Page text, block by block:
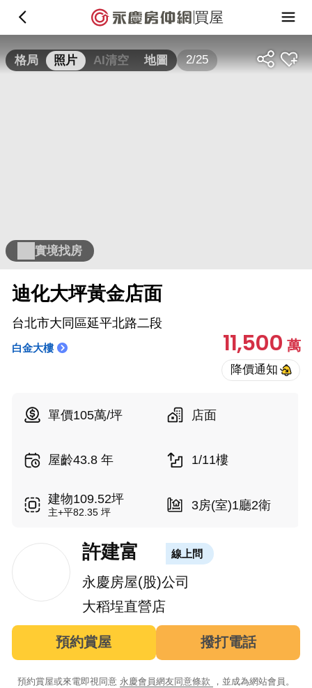
買屋
格局 照片 AI清空 地圖 2/25
實境找房
迪化大坪黃金店面
台北市大同區延平北路二段
白金大樓 11,500萬
單價105萬/坪 店面
屋齡43.8 年 1/11樓
建物109.52坪
主+平82.35 坪 3房(室)1廳2衛
許建富 線上問
永慶房屋(股)公司
大稻埕直營店
預約賞屋 撥打電話
預約賞屋或來電即視同意 永慶會員網友同意條款 ，並成為網站會員。